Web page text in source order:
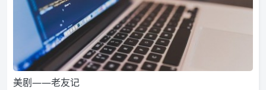
美剧——老友记